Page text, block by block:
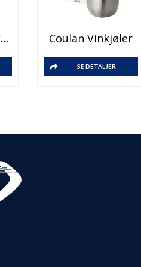
Barlot Digitalt Vinsett Coulan Vinkjøler
SE DETALJER